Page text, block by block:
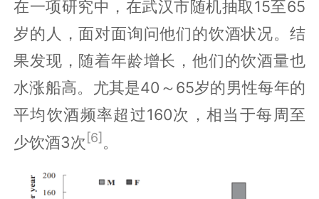
在一项研究中，在武汉市随机抽取15至65
岁的人，面对面询问他们的饮酒状况。结
果发现，随着年龄增长，他们的饮酒量也
水涨船高。尤其是40～65岁的男性每年的
平均饮酒频率超过160次，相当于每周至
少饮酒3次 [6] 。